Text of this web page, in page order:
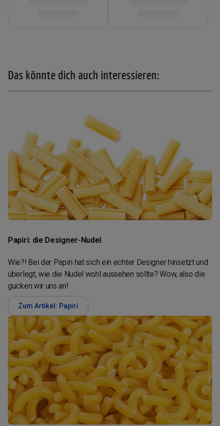
Das könnte dich auch interessieren:
Papiri: die Designer-Nudel
Wie?! Bei der Papiri hat sich ein echter Designer hinsetzt und
überlegt, wie die Nudel wohl aussehen sollte? Wow, also die
gucken wir uns an!
Zum Artikel: Papiri